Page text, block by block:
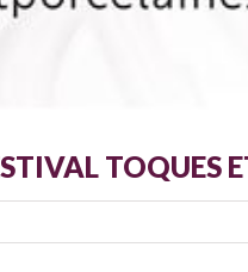
TOQUES